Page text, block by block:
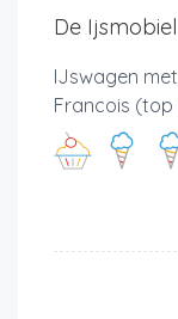
De Ijsmobiel
IJswagen
Francois (top